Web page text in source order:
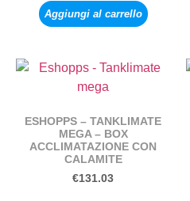
Aggiungi al carrello
ESHOPPS – TANKLIMATE
MEGA – BOX
ACCLIMATAZIONE CON
CALAMITE
€131.03